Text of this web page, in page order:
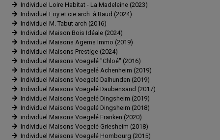
Individuel Loire Habitat - La Madeleine (2023)
Individuel Loy et cie arch. à Baud (2024)
Individuel M. Tabut arch (2016)
Individuel Maison Bois Idéale (2024)
Individuel Maisons Agems Immo (2019)
Individuel Maisons Prestige (2024)
Individuel Maisons Voegelé "Chloé" (2016)
Individuel Maisons Voegelé Achenheim (2019)
Individuel Maisons Voegelé Dalhunden (2019)
Individuel Maisons Voegelé Daubensand (2017)
Individuel Maisons Voegelé Dingsheim (2019)
Individuel Maisons Voegelé Dingsheim (2018)
individuel Maisons Voegelé Franken (2020)
Individuel Maisons Voegelé Griesheim (2018)
Individuel Maisons Voegelé Hombourg (2015)